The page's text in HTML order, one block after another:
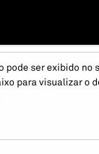
pode ser exibido no
para visualizar o